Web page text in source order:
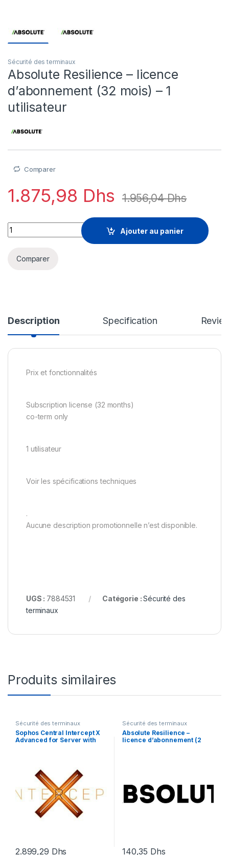
Sécurité des terminaux
Absolute Resilience – licence
d’abonnement (32 mois) – 1
utilisateur
Comparer
1.875,98 Dhs 1.956,04Dhs
Absolute Resilience - licence d'abonnement (32 mois) - 1
Ajouter au panier
Comparer
Description Specification
Prix et fonctionnalités
Subscription license (32 months)
co-term only
1 utilisateur
Voir les spécifications techniques
.
Aucune description promotionnelle n’est disponible.
UGS : 7884531 Catégorie :Sécurité des
terminaux
Produits similaires
Sécurité des terminaux
Sophos Central Intercept X
Advanced for Server with
2.899,29 Dhs
Sécurité des terminaux
Absolute Resilience –
licence d’abonnement (2
140,35 Dhs